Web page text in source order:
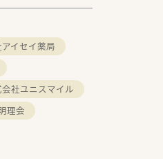
イセイ薬局
社ユニスマイル
理会